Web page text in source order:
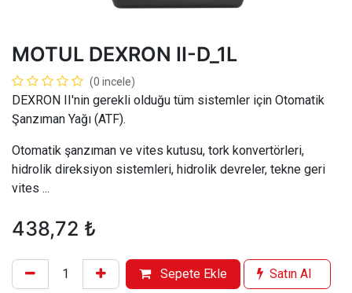
MOTUL DEXRON II-D_1L
(0 incele)
DEXRON II'nin gerekli olduğu tüm sistemler için Otomatik
Şanzıman Yağı (ATF).
Otomatik şanzıman ve vites kutusu, tork konvertörleri,
hidrolik direksiyon sistemleri, hidrolik devreler, tekne geri
vites ...
438,72 ₺
Sepete Ekle Satın Al